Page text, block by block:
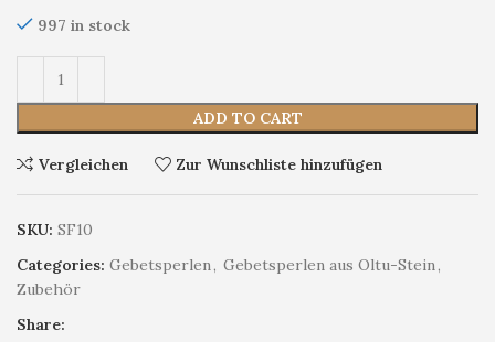
997 in stock
ADD TO CART
Vergleichen Zur Wunschliste hinzufügen
SKU: SF10
Categories: Gebetsperlen, Gebetsperlen aus Oltu-Stein,
Zubehör
Share: